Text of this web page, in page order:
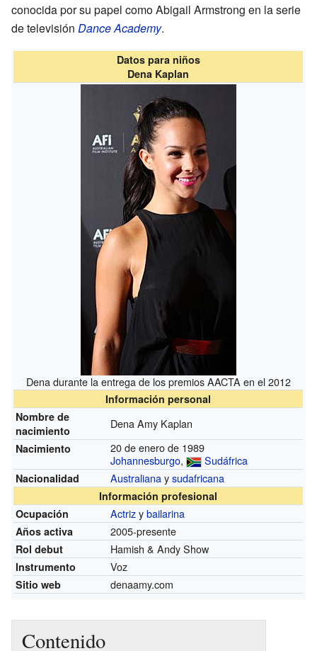
conocida por su papel como Abigail Armstrong en la serie
de televisión Dance Academy.
Datos para niños
Dena Kaplan
Dena durante la entrega de los premios AACTA en el 2012
Información personal
Nombre de
nacimiento
Dena Amy Kaplan
Nacimiento
20 de enero de 1989
Johannesburgo, Sudáfrica
Nacionalidad Australianaysudafricana
Información profesional
Ocupación
Actrizybailarina
Años activa 2005-presente
Rol debut Hamish & Andy Show
Instrumento Voz
Sitio web denaamy.com
Contenido